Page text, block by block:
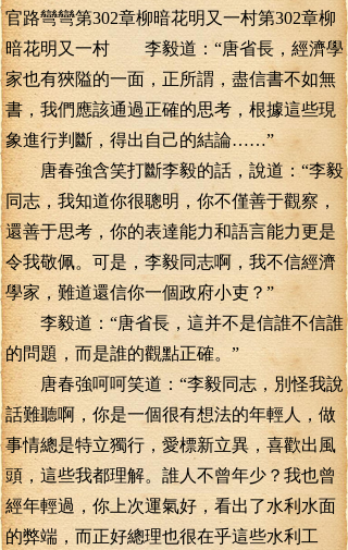
官路彎彎第302章柳暗花明又一村第302章柳
暗花明又一村 李毅道：“唐省長，經濟學
家也有狹隘的一面，正所謂，盡信書不如無
書，我們應該通過正確的思考，根據這些現
象進行判斷，得出自己的結論……”
唐春強含笑打斷李毅的話，說道：“李毅
同志，我知道你很聰明，你不僅善于觀察，
還善于思考，你的表達能力和語言能力更是
令我敬佩。可是，李毅同志啊，我不信經濟
學家，難道還信你一個政府小吏？”
李毅道：“唐省長，這并不是信誰不信誰
的問題，而是誰的觀點正確。”
唐春強呵呵笑道：“李毅同志，別怪我說
話難聽啊，你是一個很有想法的年輕人，做
事情總是特立獨行，愛標新立異，喜歡出風
頭，這些我都理解。誰人不曾年少？我也曾
經年輕過，你上次運氣好，看出了水利水面
的弊端，而正好總理也很在乎這些水利工